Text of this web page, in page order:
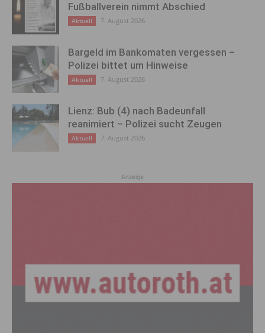
Fußballverein nimmt Abschied
Aktuell 7. August 2026
Bargeld im Bankomaten vergessen –
Polizei bittet um Hinweise
Aktuell 7. August 2026
Lienz: Bub (4) nach Badeunfall
reanimiert – Polizei sucht Zeugen
Aktuell 7. August 2026
Anzeige